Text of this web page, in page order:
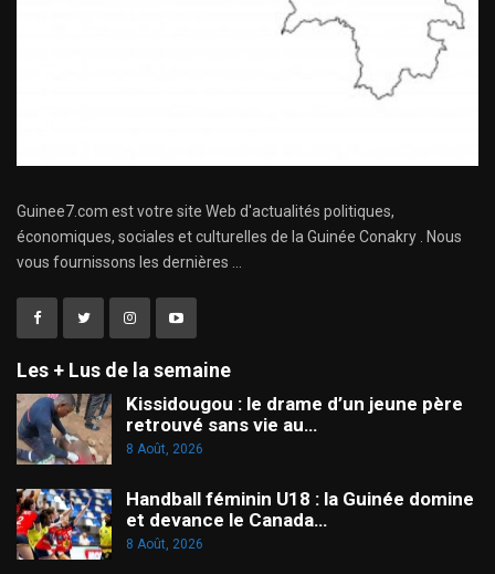
Guinee7.com est votre site Web d'actualités politiques,
économiques, sociales et culturelles de la Guinée Conakry . Nous
vous fournissons les dernières ...
Les + Lus de la semaine
Kissidougou : le drame d’un jeune père
retrouvé sans vie au…
8 Août, 2026
Handball féminin U18 : la Guinée domine
et devance le Canada…
8 Août, 2026